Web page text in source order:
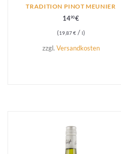
TRADITION PINOT MEUNIER
1490€
19,87€/ l
zzgl. Versandkosten